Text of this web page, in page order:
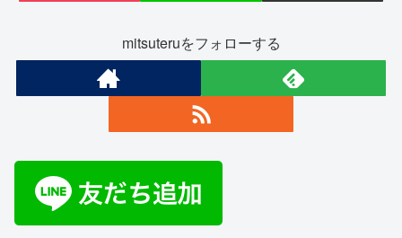
mitsuteruをフォローする